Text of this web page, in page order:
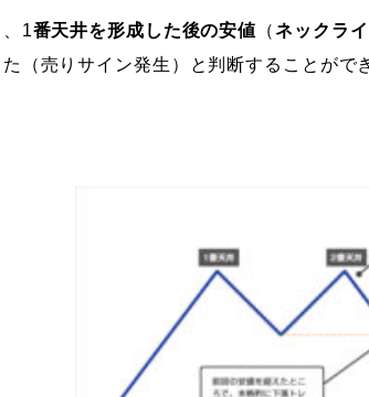
1番天井を形成した後の安値 （ネックラ
た（売りサイン発生）と判断することがで